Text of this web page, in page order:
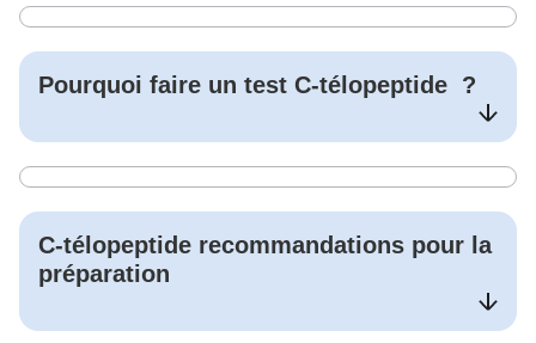
Pourquoi faire un test C-télopeptide ?
C-télopeptide recommandations pour la
préparation